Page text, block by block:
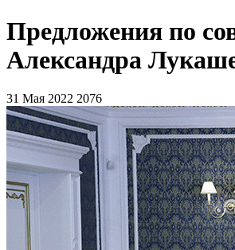
Предложения по
Александра
31 Мая 2022 2076